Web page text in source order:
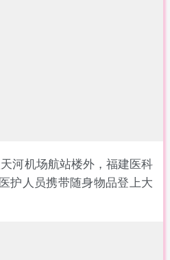
河机场航站楼外，福建医科
护人员携带随身物品登上大